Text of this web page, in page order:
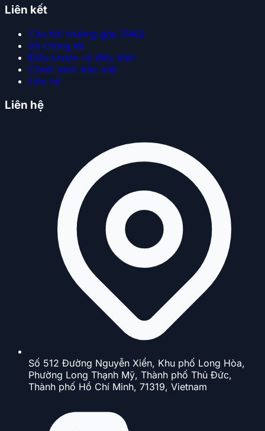
Liên kết
Câu hỏi thường gặp (FAQ)
Về chúng tôi
Điều khoản và điều kiện
Chính sách bảo mật
Liên hệ
Liên hệ
Số 512 Đường Nguyễn Xiển, Khu phố Long Hòa,
Phường Long Thạnh Mỹ, Thành phố Thủ Đức,
Thành phố Hồ Chí Minh, 71319, Vietnam